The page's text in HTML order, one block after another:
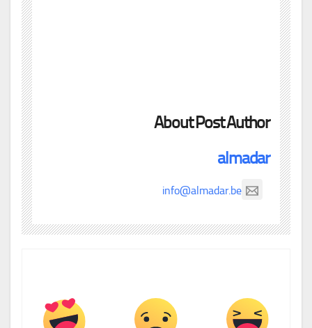
About Post Author
almadar
info@almadar.be